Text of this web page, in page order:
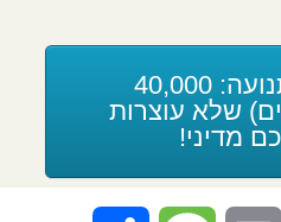
הירשמו לתנועה: 40,000
שלא עוצרות
מדיני!